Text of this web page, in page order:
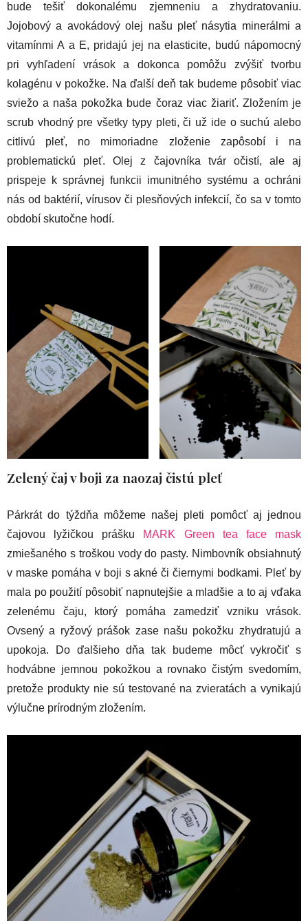
bude tešiť dokonalému zjemneniu a zhydratovaniu.
Jojobový a avokádový olej našu pleť násytia minerálmi a
vitamínmi A a E, pridajú jej na elasticite, budú nápomocný
pri vyhľadení vrások a dokonca pomôžu zvýšiť tvorbu
kolagénu v pokožke. Na ďalší deň tak budeme pôsobiť viac
sviežo a naša pokožka bude čoraz viac žiariť. Zložením je
scrub vhodný pre všetky typy pleti, či už ide o suchú alebo
citlivú pleť, no mimoriadne zloženie zapôsobí i na
problematickú pleť. Olej z čajovníka tvár očistí, ale aj
prispeje k správnej funkcii imunitného systému a ochráni
nás od baktérií, vírusov či plesňových infekcií, čo sa v tomto
období skutočne hodí.
Zelený čaj v boji za naozaj čistú pleť
Párkrát do týždňa môžeme našej pleti pomôcť aj jednou
čajovou lyžičkou prášku MARK Green tea face mask
zmiešaného s troškou vody do pasty. Nimbovník obsiahnutý
v maske pomáha v boji s akné či čiernymi bodkami. Pleť by
mala po použití pôsobiť napnutejšie a mladšie a to aj vďaka
zelenému čaju, ktorý pomáha zamedziť vzniku vrások.
Ovsený a ryžový prášok zase našu pokožku zhydratujú a
upokoja. Do ďalšieho dňa tak budeme môcť vykročiť s
hodvábne jemnou pokožkou a rovnako čistým svedomím,
pretože produkty nie sú testované na zvieratách a vynikajú
výlučne prírodným zložením.